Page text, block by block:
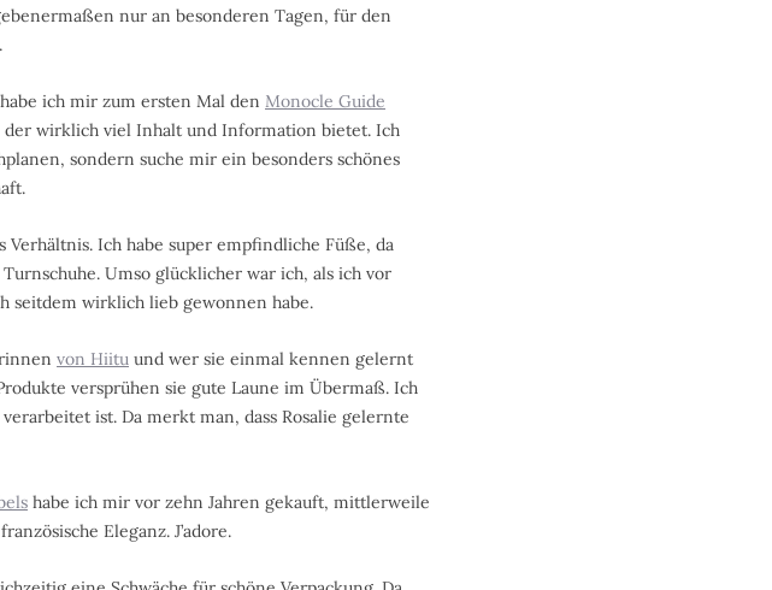
nur an besonderen Tagen, für den
ich mir zum ersten Mal den Monocle Guide
der wirklich viel Inhalt und Information bietet. Ich
sondern suche mir ein besonders schönes
Ich habe super empfindliche Füße, da
Umso glücklicher war ich, als ich vor
seitdem wirklich lieb gewonnen habe.
von Hiitu und wer sie einmal kennen gelernt
versprühen sie gute Laune im Übermaß. Ich
ist. Da merkt man, dass Rosalie gelernte
habe ich mir vor zehn Jahren gekauft, mittlerweile
Eleganz. J’adore.